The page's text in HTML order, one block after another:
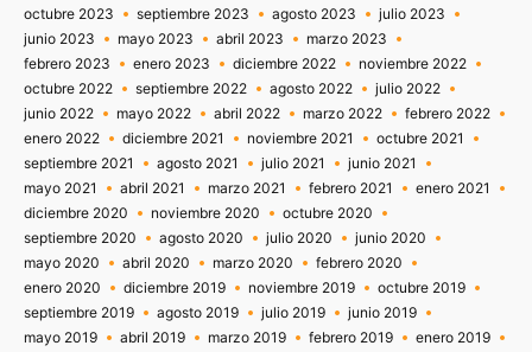
octubre 2023
septiembre 2023 agosto 2023
julio 2023
junio 2023
mayo 2023 abril 2023
marzo 2023
febrero 2023
enero 2023 diciembre 2022
noviembre 2022
octubre 2022
septiembre 2022 agosto 2022
julio 2022
junio 2022
mayo 2022 abril 2022 marzo 2022
febrero 2022
enero 2022
diciembre 2021 noviembre 2021
octubre 2021
septiembre 2021
agosto 2021 julio 2021
junio 2021
mayo 2021
abril 2021 marzo 2021 febrero 2021
enero 2021
diciembre 2020
noviembre 2020
octubre 2020
septiembre 2020
agosto 2020 julio 2020
junio 2020
mayo 2020
abril 2020 marzo 2020
febrero 2020
enero 2020
diciembre 2019 noviembre 2019
octubre 2019
septiembre 2019
agosto 2019 julio 2019
junio 2019
mayo 2019
abril 2019 marzo 2019 febrero 2019
enero 2019